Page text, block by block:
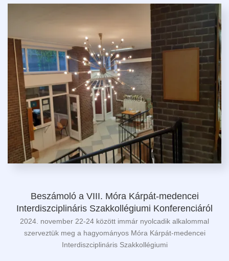
Beszámoló a VIII. Móra Kárpát-medencei
Interdiszciplináris Szakkollégiumi Konferenciáról
2024. november 22-24 között immár nyolcadik alkalommal
szerveztük meg a hagyományos Móra Kárpát-medencei
Interdiszciplináris Szakkollégiumi